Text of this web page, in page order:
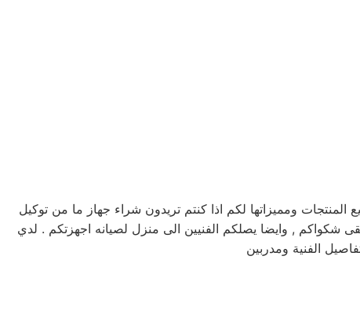
ومميزاتها لكم اذا كنتم تريدون شراء جهاز ما من توكيل
صيانه كريازي خدمه 24 ساعه , فى تلقى شكواكم , وايضا يصلكم الفنيين الى منزل لصيانه اجهزتكم . لدي
الفنية ومدربين